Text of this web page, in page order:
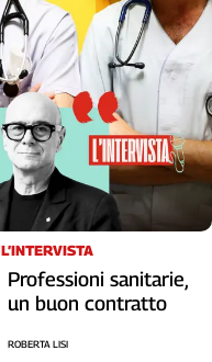
L’INTERVISTA
Professioni sanitarie,
un buon contratto
ROBERTA LISI